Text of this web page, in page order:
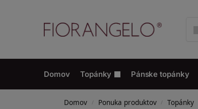
Domov Topánky Pánske topánky
Domov / Ponuka produktov / Topánky